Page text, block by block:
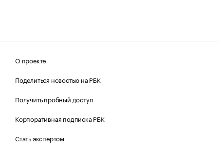
О проекте
Поделиться новостью на РБК
Получить пробный доступ
Корпоративная подписка РБК
Стать экспертом